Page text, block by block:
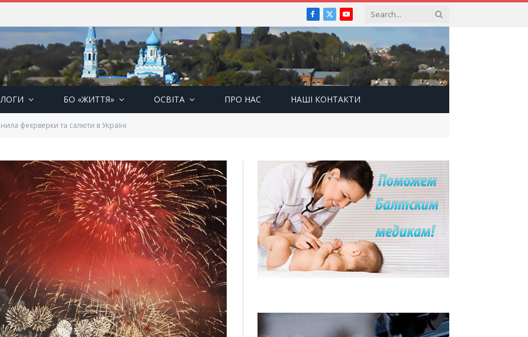
Facebook
X
(Twitter)
YouTube
БО «ЖИТТЯ» ОСВІТА ПРО НАС НАШІ КОНТАКТИ
феєрверки та салюти в Україні